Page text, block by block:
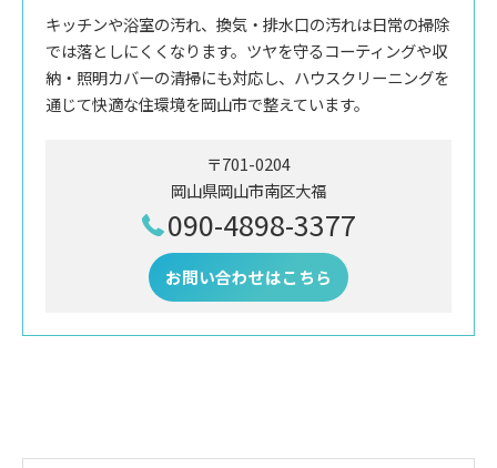
キッチンや浴室の汚れ、換気・排水口の汚れは日常の掃除
では落としにくくなります。ツヤを守るコーティングや収
納・照明カバーの清掃にも対応し、ハウスクリーニングを
通じて快適な住環境を岡山市で整えています。
〒701-0204
岡山県岡山市南区大福
090-4898-3377
お問い合わせはこちら